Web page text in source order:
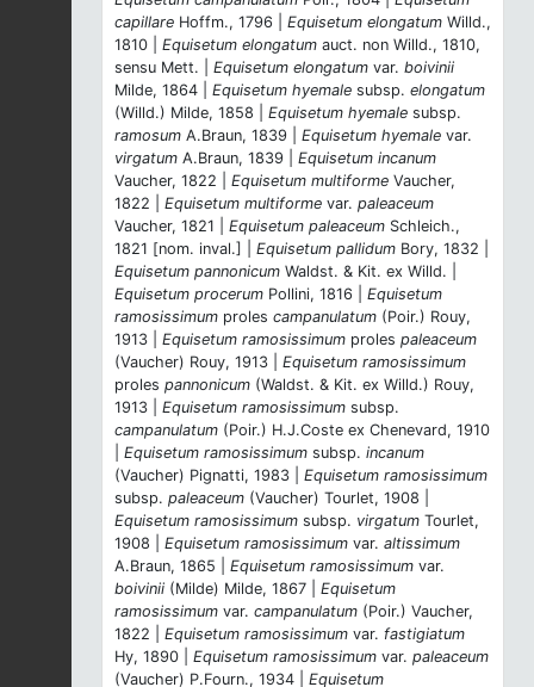
capillare Hoffm., 1796 | Equisetum elongatum Willd.,
1810 | Equisetum elongatum auct. non Willd., 1810,
sensu Mett. | Equisetum elongatum var. boivinii
Milde, 1864 | Equisetum hyemale subsp. elongatum
(Willd.) Milde, 1858 | Equisetum hyemale subsp.
ramosum A.Braun, 1839 | Equisetum hyemale var.
virgatum A.Braun, 1839 | Equisetum incanum
Vaucher, 1822 | Equisetum multiforme Vaucher,
1822 | Equisetum multiforme var. paleaceum
Vaucher, 1821 | Equisetum paleaceum Schleich.,
1821 [nom. inval.] | Equisetum pallidum Bory, 1832 |
Equisetum pannonicum Waldst. & Kit. ex Willd. |
Equisetum procerum Pollini, 1816 | Equisetum
ramosissimum proles campanulatum (Poir.) Rouy,
1913 | Equisetum ramosissimum proles paleaceum
(Vaucher) Rouy, 1913 | Equisetum ramosissimum
proles pannonicum (Waldst. & Kit. ex Willd.) Rouy,
1913 | Equisetum ramosissimum subsp.
campanulatum (Poir.) H.J.Coste ex Chenevard, 1910
Equisetum ramosissimum subsp. incanum
(Vaucher) Pignatti, 1983 | Equisetum ramosissimum
subsp. paleaceum (Vaucher) Tourlet, 1908 |
Equisetum ramosissimum subsp. virgatum Tourlet,
1908 | Equisetum ramosissimum var. altissimum
A.Braun, 1865 | Equisetum ramosissimum var.
boivinii (Milde) Milde, 1867 | Equisetum
ramosissimum var. campanulatum (Poir.) Vaucher,
1822 | Equisetum ramosissimum var. fastigiatum
Hy, 1890 | Equisetum ramosissimum var. paleaceum
(Vaucher) P.Fourn., 1934 | Equisetum